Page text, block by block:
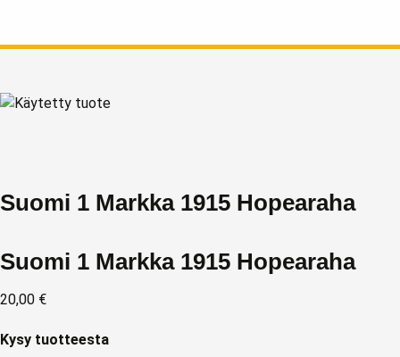
Suomi 1 Markka 1915 Hopearaha
Suomi 1 Markka 1915 Hopearaha
20,00 €
Kysy tuotteesta